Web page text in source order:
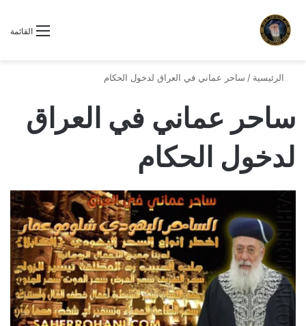
القائمة
الرئيسية / ساحر عماني في العراق لدخول الحكام
ساحر عماني في العراق
لدخول الحكام